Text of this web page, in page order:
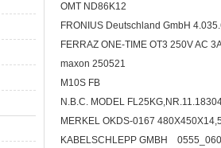
OMT ND86K12
FRONIUS Deutschland GmbH
FERRAZ ONE-TIME OT3 250V AC
maxon 250521
M10S FB
N.B.C. MODEL
MERKEL OKDS-0167
KABELSCHLEPP GMBH